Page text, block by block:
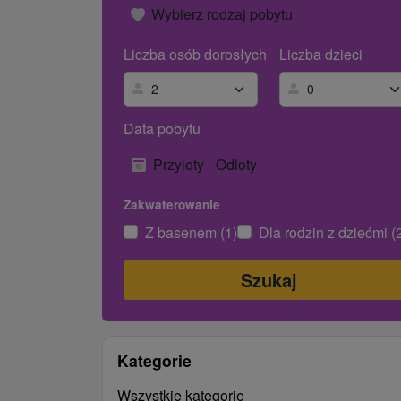
Wybierz rodzaj pobytu
Liczba osób dorosłych
Liczba dzieci
Data pobytu
Przyloty - Odloty
Zakwaterowanie
Z basenem (1) Dla rodzin z dziećmi
Kategorie
Wszystkie kategorie